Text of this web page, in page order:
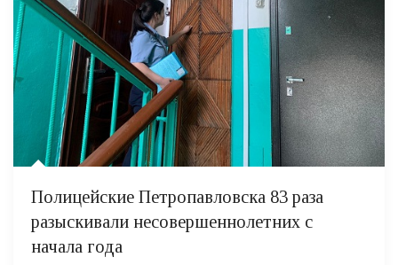
Полицейские Петропавловска 83 раза
разыскивали несовершеннолетних с
начала года